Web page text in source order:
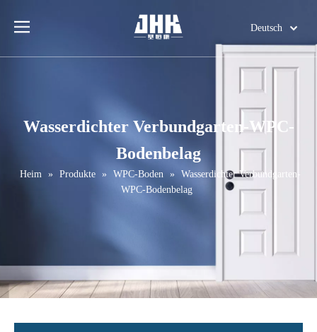
Deutsch
English
简体中文
العربية
Français
Pусский
Español
Português
Italiano
日本語
اردو
Wasserdichter Verbundgarten-WPC-
Bodenbelag
Heim » Produkte » WPC-Boden » Wasserdichter Verbundgarten-
WPC-Bodenbelag